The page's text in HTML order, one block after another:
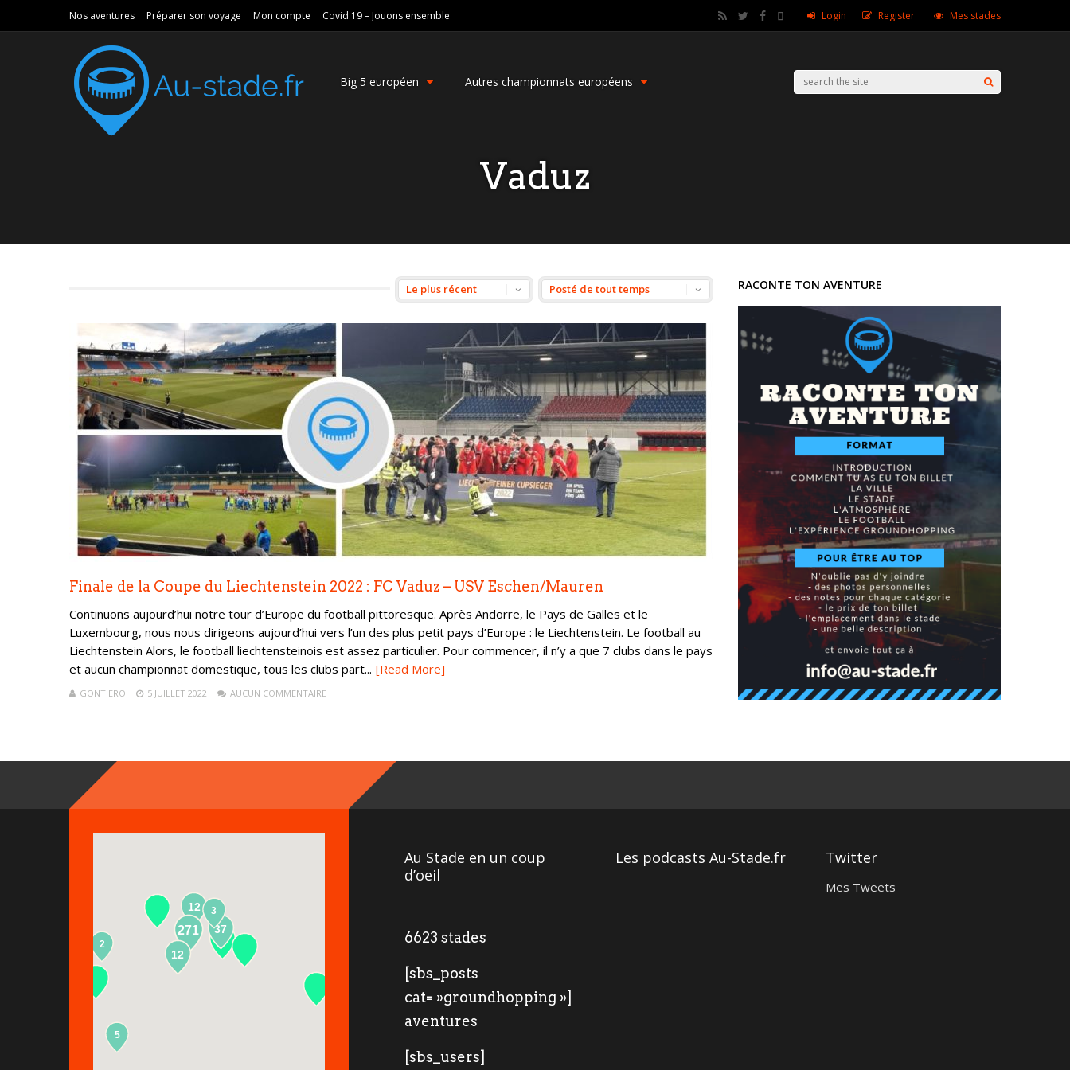
Nos aventures Préparer son voyage Mon compte Covid.19 – Jouons ensemble Login Register Mes stades
Big 5 européen Autres championnats européens
Vaduz
Finale de la Coupe du Liechtenstein 2022 : FC Vaduz – USV Eschen/Mauren
Continuons aujourd’hui notre tour d’Europe du football pittoresque. Après Andorre, le Pays de Galles et le
Luxembourg, nous nous dirigeons aujourd’hui vers l’un des plus petit pays d’Europe : le Liechtenstein. Le football au
Liechtenstein Alors, le football liechtensteinois est assez particulier. Pour commencer, il n’y a que 7 clubs dans le pays
et aucun championnat domestique, tous les clubs part... [Read More]
GONTIERO 5 JUILLET 2022 AUCUN COMMENTAIRE
RACONTE TON AVENTURE
12
271 37
2
5
12
3
Au Stade en un coup
d’oeil
6623 stades
[sbs_posts
cat= »groundhopping »]
aventures
[sbs_users]
Les podcasts Au-Stade.fr Twitter
Mes Tweets